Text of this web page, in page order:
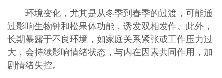
环境变化，尤其是从冬季到春季的过渡，可能通
过影响生物钟和松果体功能，诱发双相发作。此外，
长期暴露于不良环境，如家庭关系紧张或工作压力过
大，会持续影响情绪状态，与内在因素共同作用，加
剧情绪失控。